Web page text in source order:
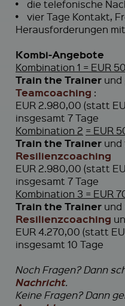
• die telefonische
•
vier Tage Kontakt,
Herausforderungen
Kombi-Angebote
Kombination 1 = EUR
Train the Trainer
Teamcoaching :
EUR 2.980,00 (statt
insgesamt 7 Tage
Kombination 2 = EUR
Train the Trainer
Resilienzcoaching
EUR 2.980,00 (statt
insgesamt 7 Tage
Kombination 3 = EUR
Train the Trainer und
Resilienzcoaching
EUR 4.270,00 (statt
insgesamt 10 Tage
Noch Fragen? Dann
Nachricht.
Keine Fragen? Dann